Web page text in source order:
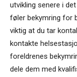
utvikling senere i
føler bekymring for
viktig at du tar
kontakte
foreldrenes
dele dem med